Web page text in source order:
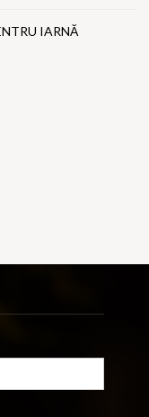
IARNĂ